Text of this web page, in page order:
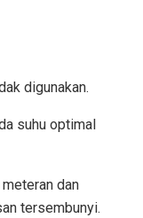
digunakan.
suhu optimal
dan
tersembunyi.